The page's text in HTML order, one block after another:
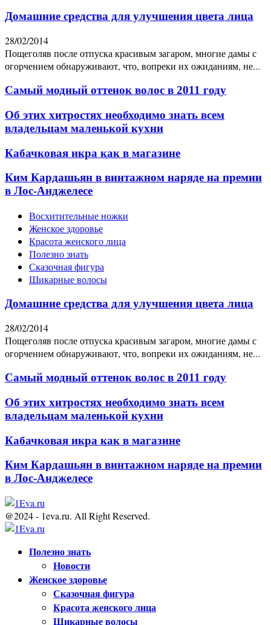
Домашние средства для улучшения цвета лица
28/02/2014
Пощеголяв после отпуска красивым загаром, многие дамы с
огорчением обнаруживают, что, вопреки их ожиданиям, не...
Самый модный оттенок волос в 2011 году
Об этих хитростях необходимо знать всем
владельцам маленькой кухни
Кабачковая икра как в магазине
Ким Кардашьян в винтажном наряде на премии
в Лос-Анджелесе
Восхитительные ножки
Женское здоровье
Красота женского лица
Полезно знать
Сказочная фигура
Шикарные волосы
Домашние средства для улучшения цвета лица
28/02/2014
Пощеголяв после отпуска красивым загаром, многие дамы с
огорчением обнаруживают, что, вопреки их ожиданиям, не...
Самый модный оттенок волос в 2011 году
Об этих хитростях необходимо знать всем
владельцам маленькой кухни
Кабачковая икра как в магазине
Ким Кардашьян в винтажном наряде на премии
в Лос-Анджелесе
@2024 - 1eva.ru. All Right Reserved.
Полезно знать
Новости
Женское здоровье
Сказочная фигура
Красота женского лица
Шикарные волосы